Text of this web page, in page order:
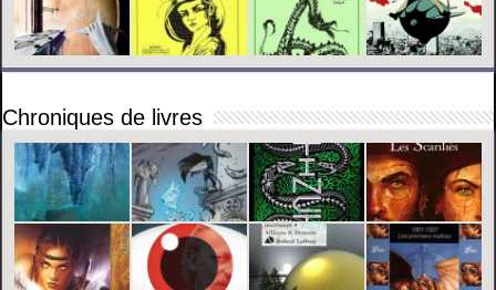
Chroniques de livres